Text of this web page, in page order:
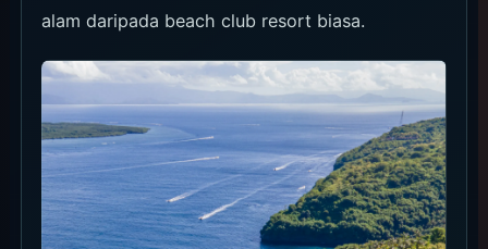
alam daripada beach club resort biasa.